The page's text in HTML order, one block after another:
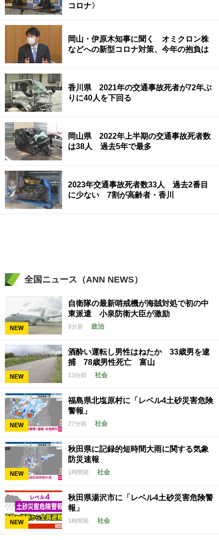
コロナ〉
岡山・伊原木知事に聞く オミクロン株
などへの新型コロナ対策、今年の抱負は
香川県 2021年の交通事故死者が72年ぶ
りに40人を下回る
岡山県 2022年上半期の交通事故死者数
は38人 過去5年で最多
2023年交通事故死者数33人 過去2番目
に少ない 7割が高齢者・香川
全国ニュース（ANN NEWS）
NEW
自衛隊の最新哨戒機が海賊対処で初の中
東派遣 小泉防衛大臣が激励
9分前 政治
NEW
酒酔い運転し男性はねたか 33歳男を逮
捕 78歳男性死亡 富山
13分前 社会
NEW
福島県北塩原村に「レベル4土砂災害危険
警報」
27分前 社会
NEW
秋田県に記録的短時間大雨に関する気象
防災速報
1時間前 社会
NEW
秋田県湯沢市に「レベル4土砂災害危険警
報」
1時間前 社会